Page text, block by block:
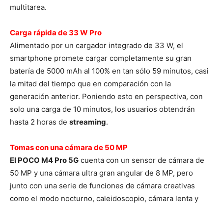
multitarea.
Carga rápida de 33 W Pro
Alimentado por un cargador integrado de 33 W, el
smartphone promete cargar completamente su gran
batería de 5000 mAh al 100% en tan sólo 59 minutos, casi
la mitad del tiempo que en comparación con la
generación anterior. Poniendo esto en perspectiva, con
solo una carga de 10 minutos, los usuarios obtendrán
hasta 2 horas de streaming.
Tomas con una cámara de 50 MP
El POCO M4 Pro 5G cuenta con un sensor de cámara de
50 MP y una cámara ultra gran angular de 8 MP, pero
junto con una serie de funciones de cámara creativas
como el modo nocturno, caleidoscopio, cámara lenta y